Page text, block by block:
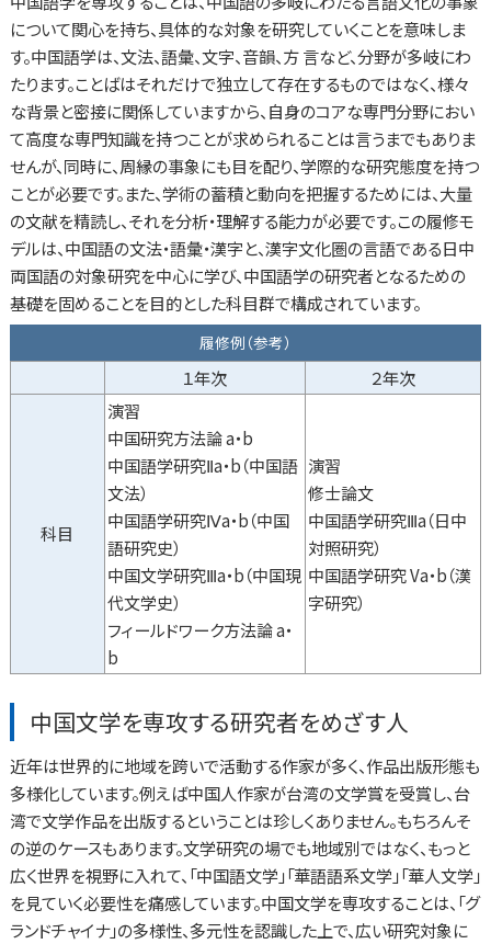
について関心を持ち、具体的な対象を研究していくことを意味しま
す。中国語学は、文法、語彙、文字、音韻、方 言など、分野が多岐にわ
たります。ことばはそれだけで独立して存在するものではなく、様々
な背景と密接に関係していますから、自身のコアな専門分野におい
て高度な専門知識を持つことが求められることは言うまでもありま
せんが、同時に、周縁の事象にも目を配り、学際的な研究態度を持つ
ことが必要です。また、学術の蓄積と動向を把握するためには、大量
の文献を精読し、それを分析・理解する能力が必要です。この履修モ
デルは、中国語の文法・語彙・漢字と、漢字文化圏の言語である日中
両国語の対象研究を中心に学び、中国語学の研究者となるための
基礎を固めることを目的とした科目群で構成されています。
履修例（参考）
１年次 ２年次
科目
演習
中国研究方法論 a・b
中国語学研究Ⅱa・b（中国語
文法）
中国語学研究Ⅳa・b（中国
語研究史）
中国文学研究Ⅲa・b（中国現
代文学史）
フィールドワーク方法論 a・
b
演習
修士論文
中国語学研究Ⅲa（日中
対照研究）
中国語学研究 Va・b（漢
字研究）
中国文学を専攻する研究者をめざす人
近年は世界的に地域を跨いで活動する作家が多く、作品出版形態も
多様化しています。例えば中国人作家が台湾の文学賞を受賞し、台
湾で文学作品を出版するということは珍しくありません。もちろんそ
の逆のケースもあります。文学研究の場でも地域別ではなく、もっと
広く世界を視野に入れて、「中国語文学」「華語語系文学」「華人文学」
を見ていく必要性を痛感しています。中国文学を専攻することは、「グ
ランドチャイナ」の多様性、多元性を認識した上で、広い研究対象に